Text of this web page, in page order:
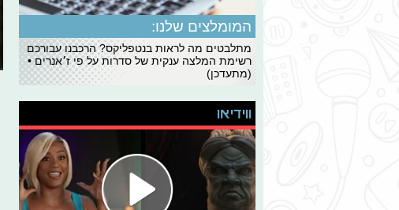
המומלצים שלנו:
מתלבטים מה לראות בנטפליקס? הרכבנו עבורכם
רשימת המלצה ענקית של סדרות על פי ז׳אנרים •
(מתעדכן)
ווידיאו